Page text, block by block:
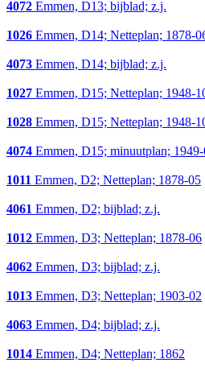
4072 Emmen, D13; bijblad; z.j.
1026 Emmen, D14; Netteplan; 1878-
4073 Emmen, D14; bijblad; z.j.
1027 Emmen, D15; Netteplan; 1948-
1028 Emmen, D15; Netteplan; 1948-
4074 Emmen, D15; minuutplan;
1011 Emmen, D2; Netteplan; 1878-05
4061 Emmen, D2; bijblad; z.j.
1012 Emmen, D3; Netteplan; 1878-06
4062 Emmen, D3; bijblad; z.j.
1013 Emmen, D3; Netteplan; 1903-02
4063 Emmen, D4; bijblad; z.j.
1014 Emmen, D4; Netteplan; 1862